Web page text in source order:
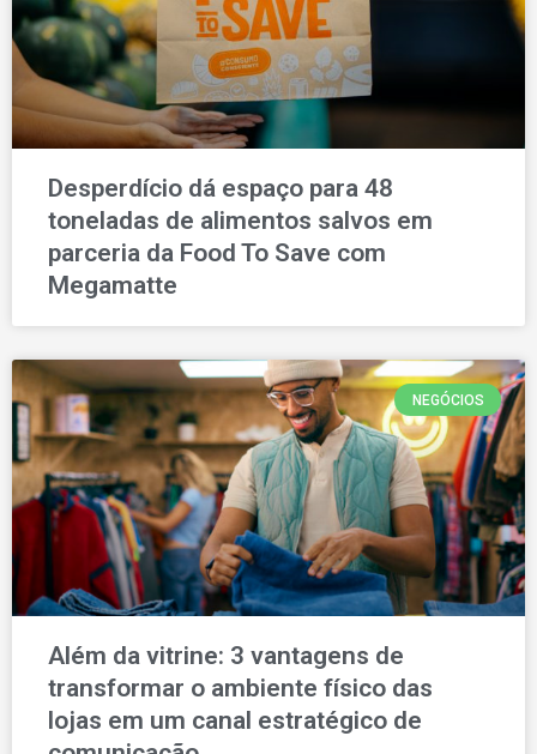
Desperdício dá espaço para 48
toneladas de alimentos salvos em
parceria da Food To Save com
Megamatte
NEGÓCIOS
Além da vitrine: 3 vantagens de
transformar o ambiente físico das
lojas em um canal estratégico de